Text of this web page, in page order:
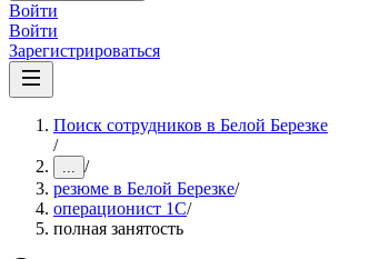
Войти
Войти
Зарегистрироваться
Поиск сотрудников в Белой Березке
/
... /
резюме в Белой Березке/
операционист 1С/
полная занятость